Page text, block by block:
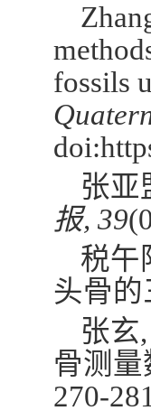
fossils
张亚
报, 39
税午
头骨
张玄
骨测
270-